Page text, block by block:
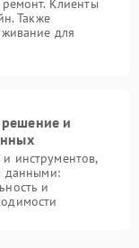
Клиенты
Также
для
и
инструментов,
данными:
и